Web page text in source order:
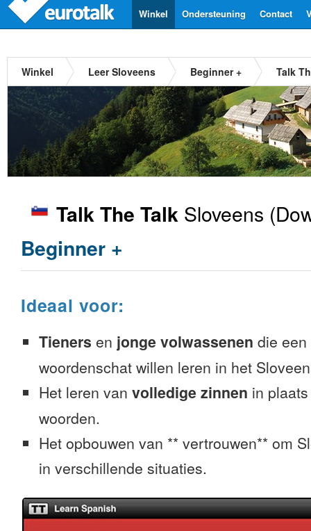
Contact
Ondersteuning
Winkel
Winkel Leer Sloveens Beginner + Talk
Talk The Talk Sloveens
Beginner +
Ideaal voor:
Tieners en jonge volwassenen die
woordenschat willen leren in het
Het leren van volledige zinnen in
woorden.
Het opbouwen van ** vertrouwen** om
in verschillende situaties.